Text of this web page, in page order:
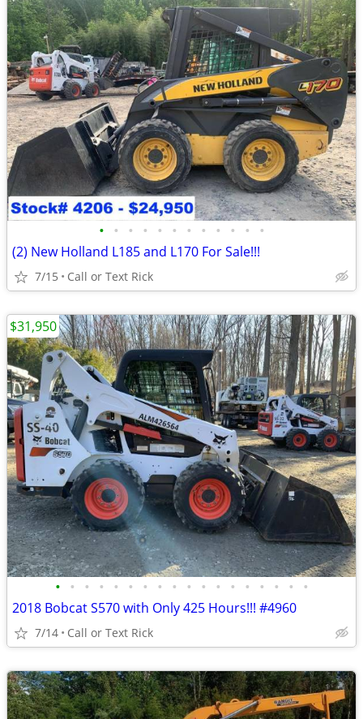
• • • • • • • • • • • •
(2) New Holland L185 and L170 For Sale!!!
7/15 Call or Text Rick
• • • • • • • • • • • • • • • • • •
2018 Bobcat S570 with Only 425 Hours!!! #4960
7/14 Call or Text Rick
$31,950